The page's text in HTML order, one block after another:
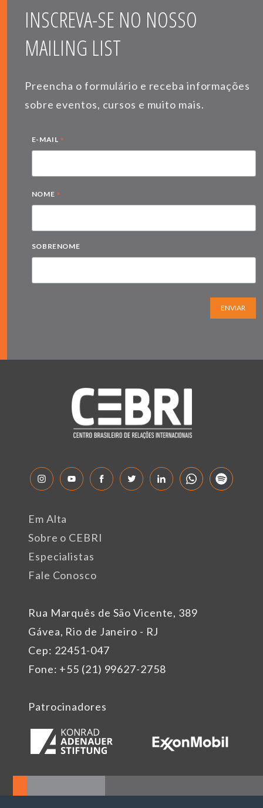
INSCREVA-SE NO NOSSO
MAILING LIST
Preencha o formulário e receba informações
sobre eventos, cursos e muito mais.
E-MAIL *
NOME *
SOBRENOME
ENVIAR
Rua Marquês de São Vicente, 389
Gávea, Rio de Janeiro - RJ
Cep: 22451-047
Fone: +55 (21) 99627-2758
Em Alta
Sobre o CEBRI
Especialistas
Fale Conosco
Patrocinadores